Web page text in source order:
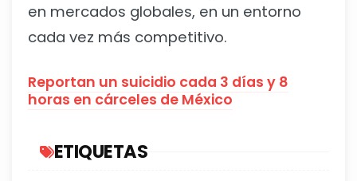
en mercados globales, en un entorno
cada vez más competitivo.
Reportan un suicidio cada 3 días y 8
horas en cárceles de México
ETIQUETAS